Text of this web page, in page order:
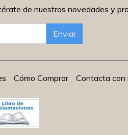
de nuestras novedades y
Enviar
Cómo Comprar Contacta con